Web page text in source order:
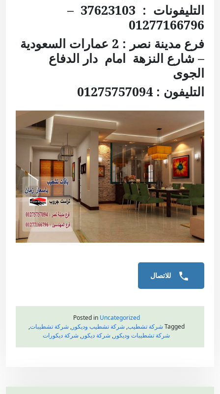
التليفونات : 37623103 –
01277166796
فرع مدينة نصر :
2 عمارات السعودية
– شارع النزهة امام دار الدفاع
الجوى
التليفون : 01275757094
للاتصال
Posted in Uncategorized
Tagged شركة تشطيب, شركة تشطيب وديكور, شركة تشطيبات,
شركة تشطيبات وديكور, شركة ديكور, شركة ديكورات